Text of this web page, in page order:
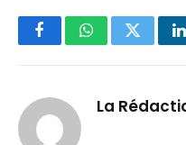
FacebookWhatsAppTwitter
La